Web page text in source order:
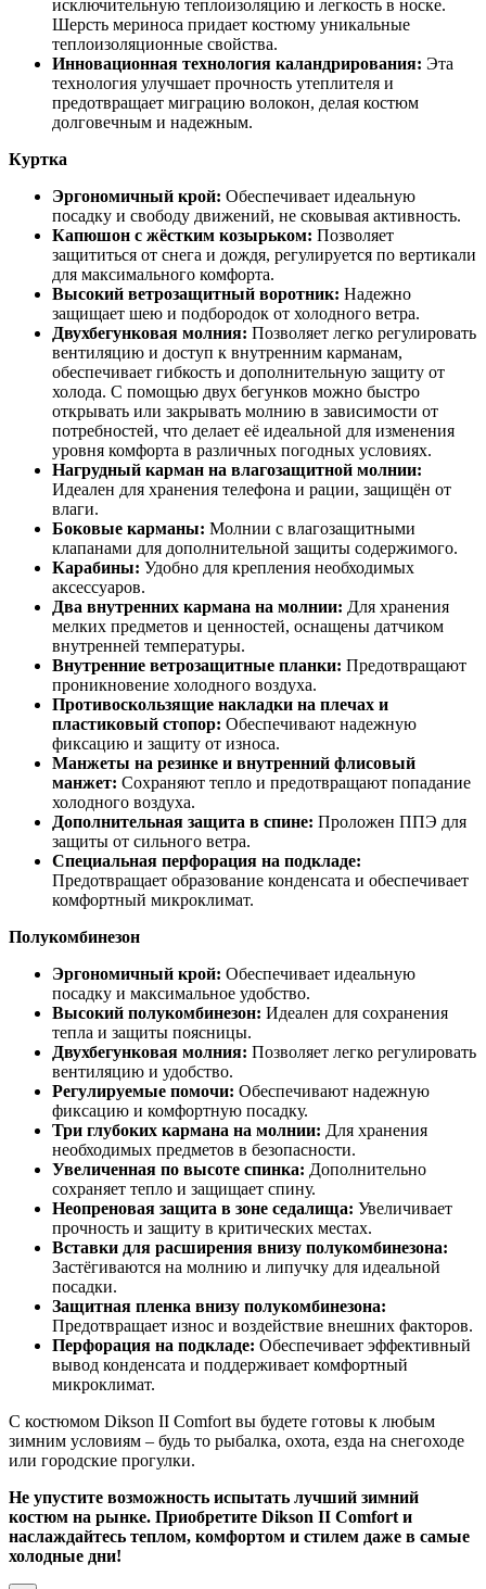
исключительную теплоизоляцию и легкость в носке.
Шерсть мериноса придает костюму уникальные
теплоизоляционные свойства.
Инновационная технология каландрирования: Эта
технология улучшает прочность утеплителя и
предотвращает миграцию волокон, делая костюм
долговечным и надежным.
Куртка
Эргономичный крой: Обеспечивает идеальную
посадку и свободу движений, не сковывая активность.
Капюшон с жёстким козырьком: Позволяет
защититься от снега и дождя, регулируется по вертикали
для максимального комфорта.
Высокий ветрозащитный воротник: Надежно
защищает шею и подбородок от холодного ветра.
Двухбегунковая молния: Позволяет легко регулировать
вентиляцию и доступ к внутренним карманам,
обеспечивает гибкость и дополнительную защиту от
холода. С помощью двух бегунков можно быстро
открывать или закрывать молнию в зависимости от
потребностей, что делает её идеальной для изменения
уровня комфорта в различных погодных условиях.
Нагрудный карман на влагозащитной молнии:
Идеален для хранения телефона и рации, защищён от
влаги.
Боковые карманы: Молнии с влагозащитными
клапанами для дополнительной защиты содержимого.
Карабины: Удобно для крепления необходимых
аксессуаров.
Два внутренних кармана на молнии: Для хранения
мелких предметов и ценностей, оснащены датчиком
внутренней температуры.
Внутренние ветрозащитные планки: Предотвращают
проникновение холодного воздуха.
Противоскользящие накладки на плечах и
пластиковый стопор: Обеспечивают надежную
фиксацию и защиту от износа.
Манжеты на резинке и внутренний флисовый
манжет: Сохраняют тепло и предотвращают попадание
холодного воздуха.
Дополнительная защита в спине: Проложен ППЭ для
защиты от сильного ветра.
Специальная перфорация на подкладе:
Предотвращает образование конденсата и обеспечивает
комфортный микроклимат.
Полукомбинезон
Эргономичный крой: Обеспечивает идеальную
посадку и максимальное удобство.
Высокий полукомбинезон: Идеален для сохранения
тепла и защиты поясницы.
Двухбегунковая молния: Позволяет легко регулировать
вентиляцию и удобство.
Регулируемые помочи: Обеспечивают надежную
фиксацию и комфортную посадку.
Три глубоких кармана на молнии: Для хранения
необходимых предметов в безопасности.
Увеличенная по высоте спинка: Дополнительно
сохраняет тепло и защищает спину.
Неопреновая защита в зоне седалища: Увеличивает
прочность и защиту в критических местах.
Вставки для расширения внизу полукомбинезона:
Застёгиваются на молнию и липучку для идеальной
посадки.
Защитная пленка внизу полукомбинезона:
Предотвращает износ и воздействие внешних факторов.
Перфорация на подкладе: Обеспечивает эффективный
вывод конденсата и поддерживает комфортный
микроклимат.
С костюмом Dikson II Comfort вы будете готовы к любым
зимним условиям – будь то рыбалка, охота, езда на снегоходе
или городские прогулки.
Не упустите возможность испытать лучший зимний
костюм на рынке. Приобретите Dikson II Comfort и
наслаждайтесь теплом, комфортом и стилем даже в самые
холодные дни!